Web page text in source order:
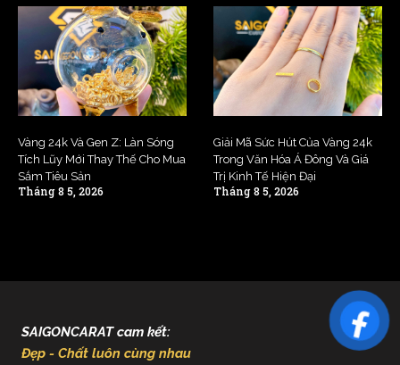
Vàng 24k Và Gen Z: Làn Sóng
Tích Lũy Mới Thay Thế Cho Mua
Sắm Tiêu Sản
Tháng 8 5, 2026
Giải Mã Sức Hút Của Vàng 24k
Trong Văn Hóa Á Đông Và Giá
Trị Kinh Tế Hiện Đại
Tháng 8 5, 2026
SAIGONCARAT cam kết:
Đẹp - Chất luôn cùng nhau